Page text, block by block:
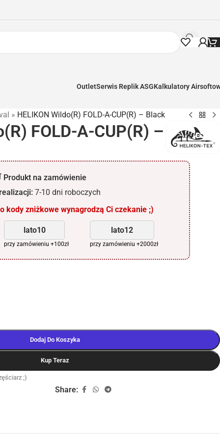
OutletSerwis Replik ASGKalkulatory
» HELIKON Wildo(R) FOLD-A-CUP(R) – Black
FOLD-A-CUP(R) –
Produkt na zamówienie
7-10 dni roboczych
kody zniżkowe wynagrodzą Ci czekanie ;)
lato10
przy zamówieniu +100zł
lato12
przy zamówieniu +2000zł
Dodaj Do Koszyka
Kup Teraz
;)
Share: